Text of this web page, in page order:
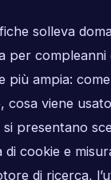
solleva
per compleanni
ampia:
cosa viene
presentano
cookie e
di ricerca,